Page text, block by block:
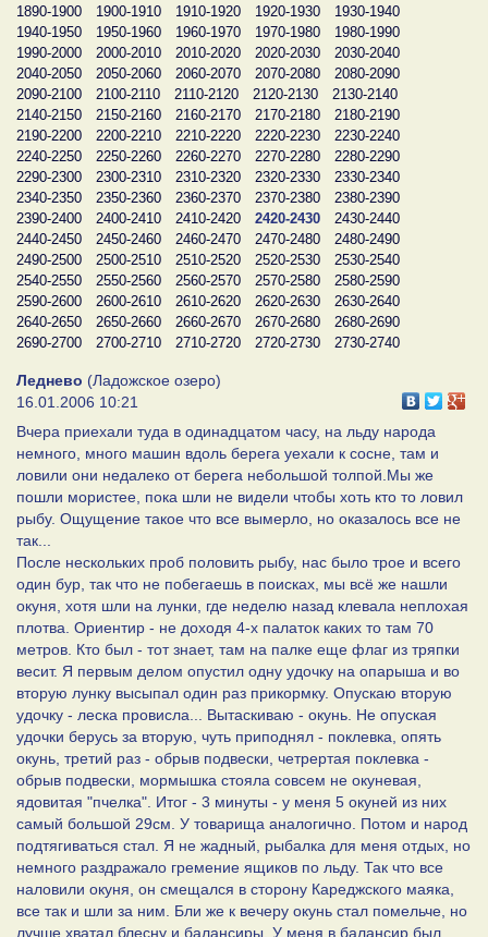
1890-1900
1900-1910 1910-1920 1920-1930
1930-1940
1940-1950
1950-1960 1960-1970 1970-1980
1980-1990
1990-2000
2000-2010 2010-2020 2020-2030
2030-2040
2040-2050
2050-2060 2060-2070 2070-2080
2080-2090
2090-2100
2100-2110 2110-2120 2120-2130
2130-2140
2140-2150
2150-2160 2160-2170 2170-2180
2180-2190
2190-2200
2200-2210 2210-2220 2220-2230
2230-2240
2240-2250
2250-2260 2260-2270 2270-2280
2280-2290
2290-2300
2300-2310 2310-2320 2320-2330
2330-2340
2340-2350
2350-2360 2360-2370 2370-2380
2380-2390
2390-2400
2400-2410 2410-2420 2420-2430
2430-2440
2440-2450
2450-2460 2460-2470 2470-2480
2480-2490
2490-2500
2500-2510 2510-2520 2520-2530
2530-2540
2540-2550
2550-2560 2560-2570 2570-2580
2580-2590
2590-2600
2600-2610 2610-2620 2620-2630
2630-2640
2640-2650
2650-2660 2660-2670 2670-2680
2680-2690
2690-2700
2700-2710 2710-2720 2720-2730 2730-2740
Леднево (Ладожское озеро)
16.01.2006 10:21
Вчера приехали туда в одинадцатом часу, на льду народа
немного, много машин вдоль берега уехали к сосне, там и
ловили они недалеко от берега небольшой толпой.Мы же
пошли мористее, пока шли не видели чтобы хоть кто то ловил
рыбу. Ощущение такое что все вымерло, но оказалось все не
так...
После нескольких проб половить рыбу, нас было трое и всего
один бур, так что не побегаешь в поисках, мы всё же нашли
окуня, хотя шли на лунки, где неделю назад клевала неплохая
плотва. Ориентир - не доходя 4-х палаток каких то там 70
метров. Кто был - тот знает, там на палке еще флаг из тряпки
весит. Я первым делом опустил одну удочку на опарыша и во
вторую лунку высыпал один раз прикормку. Опускаю вторую
удочку - леска провисла... Вытаскиваю - окунь. Не опуская
удочки берусь за вторую, чуть приподнял - поклевка, опять
окунь, третий раз - обрыв подвески, четрертая поклевка -
обрыв подвески, мормышка стояла совсем не окуневая,
ядовитая "пчелка". Итог - 3 минуты - у меня 5 окуней из них
самый большой 29см. У товарища аналогично. Потом и народ
подтягиваться стал. Я не жадный, рыбалка для меня отдых, но
немного раздражало гремение ящиков по льду. Так что все
наловили окуня, он смещался в сторону Кареджского маяка,
все так и шли за ним. Бли же к вечеру окунь стал помельче, но
лучше хватал блесну и балансиры. У меня в балансир был